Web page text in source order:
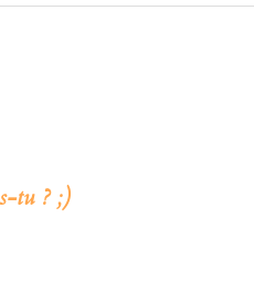
tu ? ;)